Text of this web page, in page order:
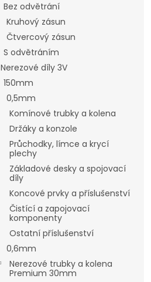
Bez odvětrání
Kruhový zásun
Čtvercový zásun
S odvětráním
Nerezové díly 3V
150mm
0,5mm
Komínové trubky a kolena
Držáky a konzole
Průchodky, límce a krycí
plechy
Základové desky a spojovací
díly
Koncové prvky a příslušenství
Čistící a zapojovací
komponenty
Ostatní příslušenství
0,6mm
Nerezové trubky a kolena
Premium 30mm